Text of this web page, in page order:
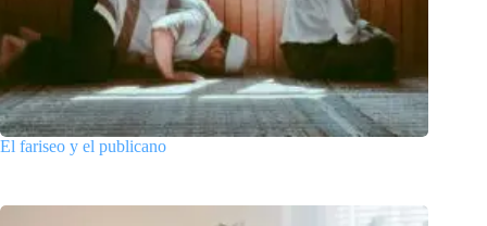
El fariseo y el publicano